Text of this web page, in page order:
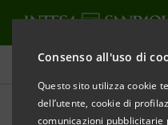
Consenso all'uso di
Questo sito utilizza cookie
dell’utente, cookie di
comunicazioni pubblicitarie
Comunicati stampa
STAMPA
AGGIORNA